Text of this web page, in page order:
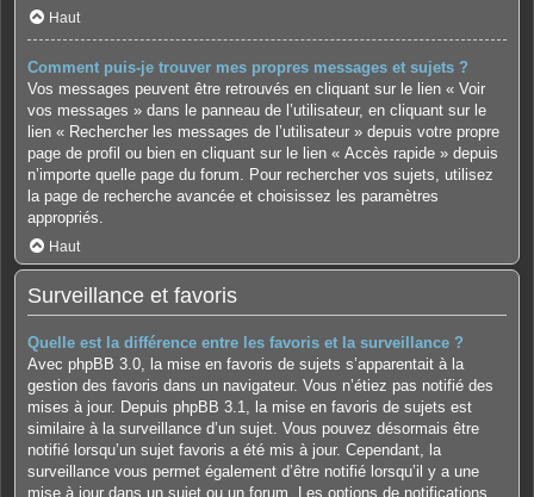
Haut
Comment puis-je trouver mes propres messages et sujets ?
Vos messages peuvent être retrouvés en cliquant sur le lien « Voir
vos messages » dans le panneau de l’utilisateur, en cliquant sur le
lien « Rechercher les messages de l’utilisateur » depuis votre propre
page de profil ou bien en cliquant sur le lien « Accès rapide » depuis
n’importe quelle page du forum. Pour rechercher vos sujets, utilisez
la page de recherche avancée et choisissez les paramètres
appropriés.
Haut
Surveillance et favoris
Quelle est la différence entre les favoris et la surveillance ?
Avec phpBB 3.0, la mise en favoris de sujets s’apparentait à la
gestion des favoris dans un navigateur. Vous n’étiez pas notifié des
mises à jour. Depuis phpBB 3.1, la mise en favoris de sujets est
similaire à la surveillance d’un sujet. Vous pouvez désormais être
notifié lorsqu’un sujet favoris a été mis à jour. Cependant, la
surveillance vous permet également d’être notifié lorsqu’il y a une
mise à jour dans un sujet ou un forum. Les options de notifications